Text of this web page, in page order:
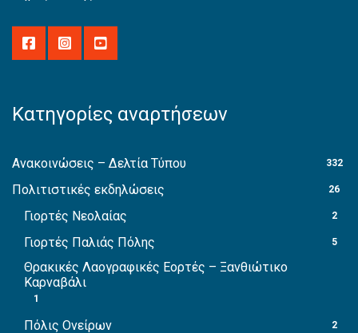
Κατηγορίες αναρτήσεων
Ανακοινώσεις – Δελτία Τύπου 332
Πολιτιστικές εκδηλώσεις 26
Γιορτές Νεολαίας 2
Γιορτές Παλιάς Πόλης 5
Θρακικές Λαογραφικές Εορτές – Ξανθιώτικο
Καρναβάλι
1
Πόλις Ονείρων 2